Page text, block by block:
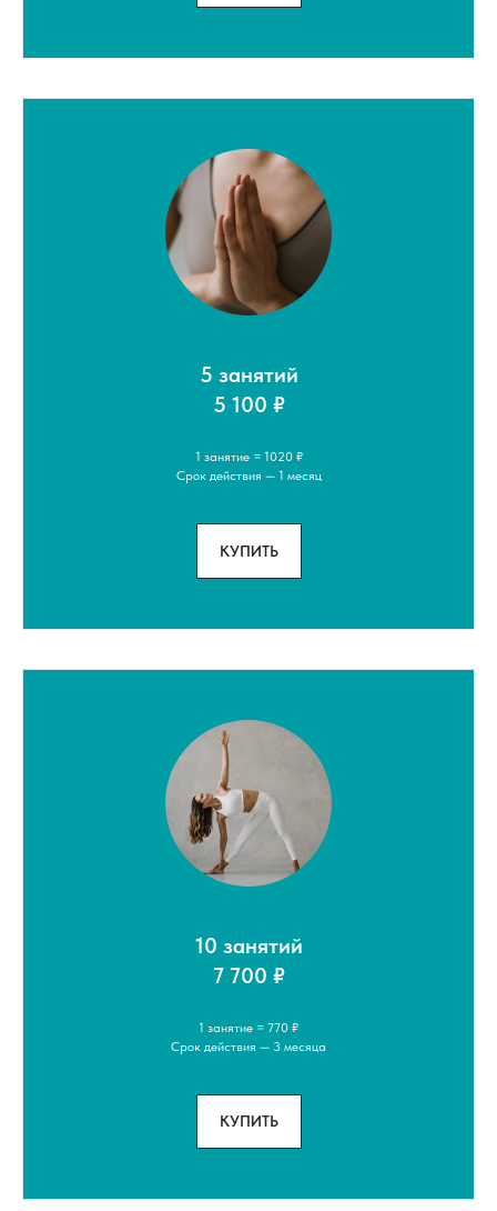
5 занятий
5 100 ₽
1 занятие = 1020 ₽
Срок действия — 1 месяц
КУПИТЬ
10 занятий
7 700 ₽
1 занятие = 770 ₽
Срок действия — 3 месяца
КУПИТЬ